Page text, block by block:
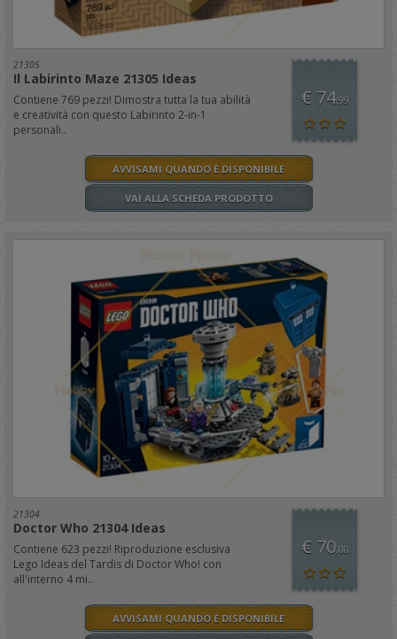
21305
Il Labirinto Maze 21305 Ideas
Contiene 769 pezzi! Dimostra tutta la tua abilità
e creatività con questo Labirinto 2-in-1
personali..
€ 74,99
AVVISAMI QUANDO È DISPONIBILE
VAI ALLA SCHEDA PRODOTTO
21304
Doctor Who 21304 Ideas
Contiene 623 pezzi! Riproduzione esclusiva
Lego Ideas del Tardis di Doctor Who! con
all'interno 4 mi..
€ 70,00
AVVISAMI QUANDO È DISPONIBILE